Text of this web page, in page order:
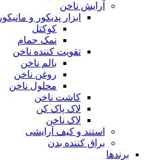
آرایش ناخن
ابزار پدیکور و مانیکور
کوکتل
نمک حمام
تقویت کننده ناخن
بالم ناخن
روغن ناخن
محلول ناخن
کاشت ناخن
لاک پاک کن
لاک ناخن
استند و کیف آرایشی
براق کننده بدن
برندها